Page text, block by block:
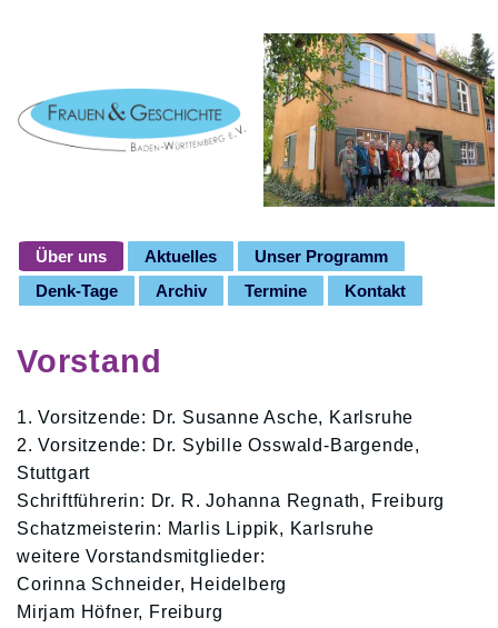
Über uns Aktuelles
Unser Programm
Denk-Tage
Archiv Termine Kontakt
Vorstand
1. Vorsitzende: Dr. Susanne Asche, Karlsruhe
2. Vorsitzende: Dr. Sybille Osswald-Bargende,
Stuttgart
Schriftführerin: Dr. R. Johanna Regnath, Freiburg
Schatzmeisterin: Marlis Lippik, Karlsruhe
weitere Vorstandsmitglieder:
Corinna Schneider, Heidelberg
Mirjam Höfner, Freiburg